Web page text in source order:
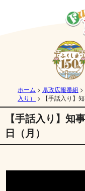
ホーム > 県政広報番組 >
入り）
> 【手話入り】
【手話入り】
日（月）